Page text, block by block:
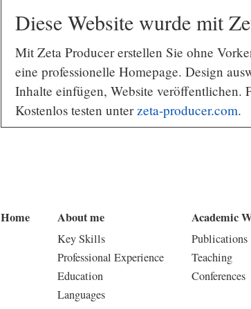
Diese Website wurde mit
Mit Zeta Producer erstellen Sie ohne
eine professionelle Homepage. Design
Inhalte einfügen, Website veröffentlichen.
Kostenlos testen unterzeta-producer.com.
Home About me
Key Skills
Professional Experience
Education
Languages
Academic
Publications
Teaching
Conferences